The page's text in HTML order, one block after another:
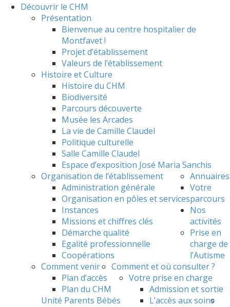
Découvrir le CHM
Présentation
Bienvenue au centre hospitalier de
Montfavet !
Projet d’établissement
Valeurs de l’établissement
Histoire et Culture
Histoire du CHM
Biodiversité
Parcours découverte
Musée les Arcades
La vie de Camille Claudel
Politique culturelle
Salle Camille Claudel
Espace d’exposition José Maria Sanchis
Organisation de l’établissement
Administration générale
Organisation en pôles et services
Instances
Missions et chiffres clés
Démarche qualité
Egalité professionnelle
Coopérations
Annuaires
Comment venir
Plan d’accès
Plan du CHM
Votre
parcours
Comment et où consulter ?
Votre prise en charge
Admission et sortie
L’accès aux soins
Nos
activités
Prise en
charge de
l’Autisme
Unité Parents Bébés